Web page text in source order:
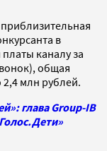
в
каналу за
общая
2,4 млн рублей.
глава Group-IB